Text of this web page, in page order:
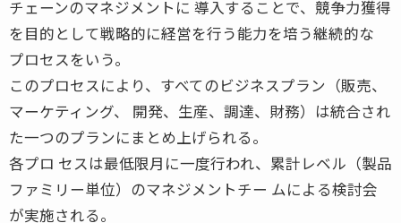
チェーンのマネジメントに 導入することで、競争力獲得
を目的として戦略的に経営を行う能力を培う継続的な
プロセスをいう。
このプロセスにより、すべてのビジネスプラン（販売、
マーケティング、 開発、生産、調達、財務）は統合され
た一つのプランにまとめ上げられる。
各プロ セスは最低限月に一度行われ、累計レベル（製品
ファミリー単位）のマネジメントチー ムによる検討会
が実施される。